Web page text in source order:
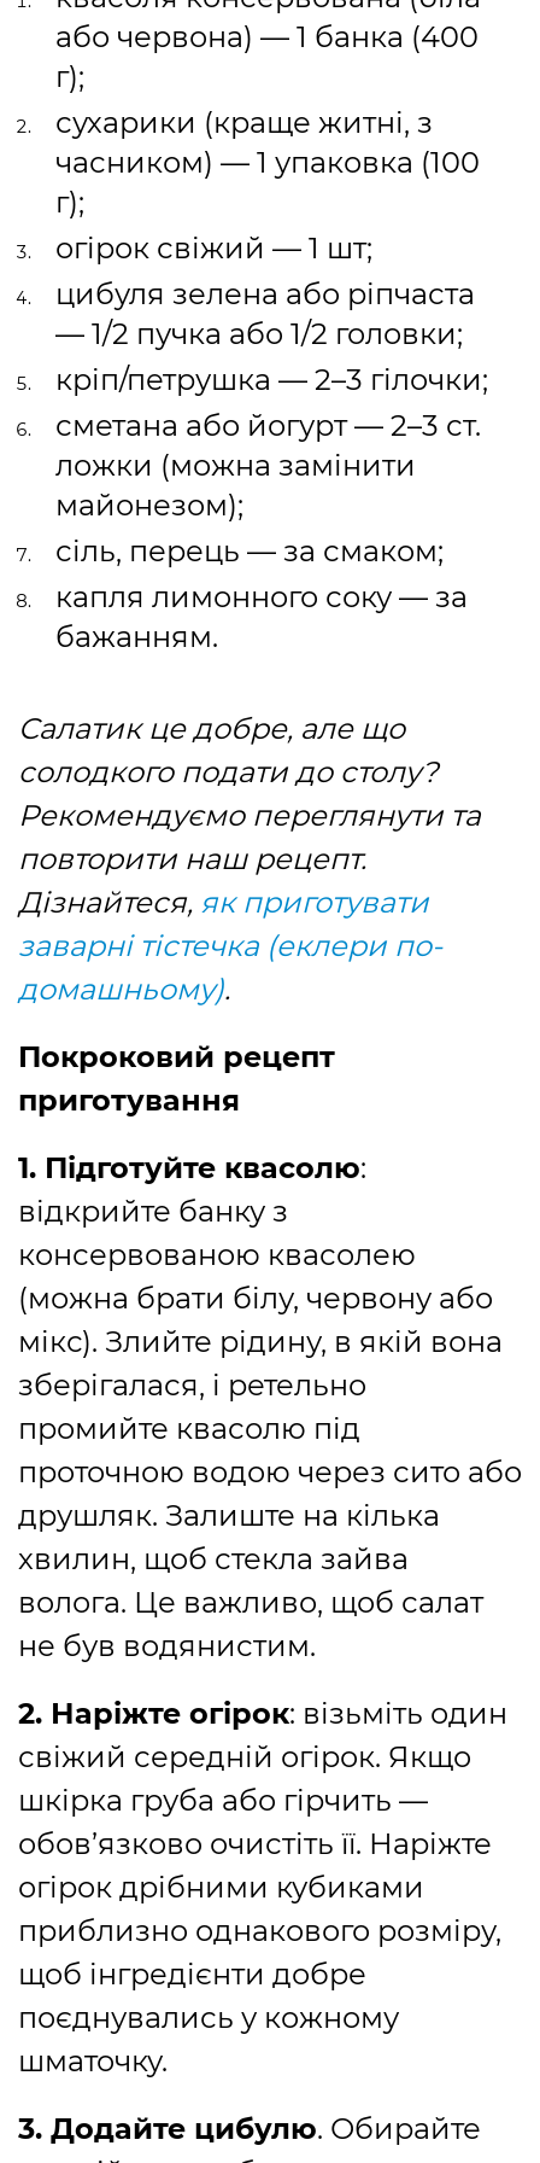
або червона) — 1 банка (400
г);
сухарики (краще житні, з
часником) — 1 упаковка (100
г);
огірок свіжий — 1 шт;
цибуля зелена або ріпчаста
— 1/2 пучка або 1/2 головки;
кріп/петрушка — 2–3 гілочки;
сметана або йогурт — 2–3 ст.
ложки (можна замінити
майонезом);
сіль, перець — за смаком;
капля лимонного соку — за
бажанням.
Салатик це добре, але що
солодкого подати до столу?
Рекомендуємо переглянути та
повторити наш рецепт.
Дізнайтеся, як приготувати
заварні тістечка (еклери по-
домашньому).
Покроковий рецепт
приготування
1. Підготуйте квасолю:
відкрийте банку з
консервованою квасолею
(можна брати білу, червону або
мікс). Злийте рідину, в якій вона
зберігалася, і ретельно
промийте квасолю під
проточною водою через сито або
друшляк. Залиште на кілька
хвилин, щоб стекла зайва
волога. Це важливо, щоб салат
не був водянистим.
2. Наріжте огірок: візьміть один
свіжий середній огірок. Якщо
шкірка груба або гірчить —
обов’язково очистіть її. Наріжте
огірок дрібними кубиками
приблизно однакового розміру,
щоб інгредієнти добре
поєднувались у кожному
шматочку.
3. Додайте цибулю. Обирайте